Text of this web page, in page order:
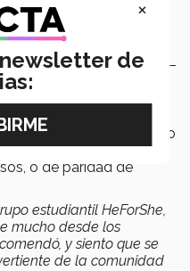
parte del aprendizaje y
piloto de sus
apoyo con
preparatorias de Estado
educativo con
o de paridad de
estudiantil HeForShe,
mucho desde los
y siento que se
de la comunidad
×
de